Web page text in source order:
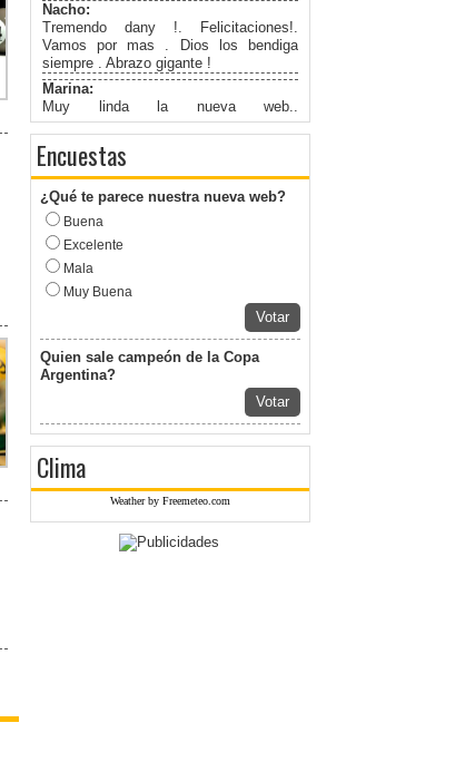
Nacho:
Tremendo dany !. Felicitaciones!.
Vamos por mas . Dios los bendiga
siempre . Abrazo gigante !
Marina:
Muy linda la nueva web..
Felicitaciones!
Encuestas
¿Qué te parece nuestra nueva web?
Buena
Excelente
Mala
Muy Buena
Votar
Quien sale campeón de la Copa
Argentina?
Votar
Clima
Weather by Freemeteo.com